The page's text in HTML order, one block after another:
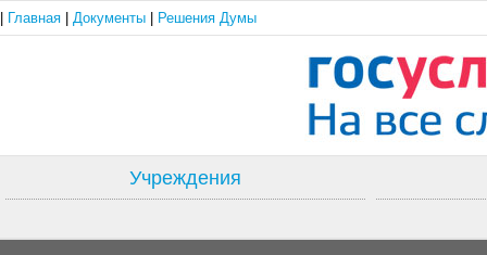
Главная Документы Решения Думы
Учреждения